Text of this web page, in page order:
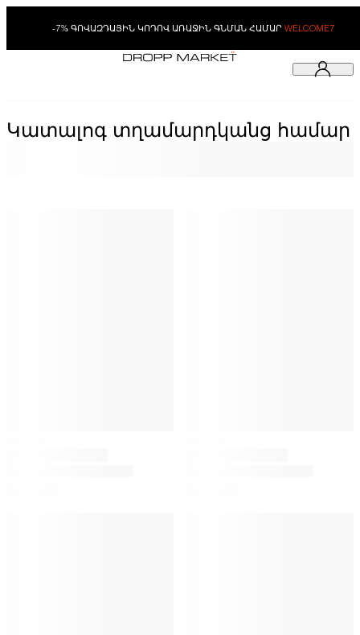
-7% ԳՈՎԱԶԴԱՅԻՆ ԿՈԴՈՎ ԱՌԱՋԻՆ ԳՆՄԱՆ ՀԱՄԱՐ WELCOME7
Կատալոգ տղամարդկանց համար